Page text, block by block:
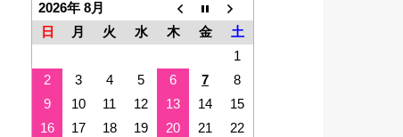
2026年 8月
日
月 火 水 木 金
土
1
2
3 4 5 6 7
8
9
10 11 12 13 14
15
16
17 18 19 20 21
22